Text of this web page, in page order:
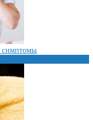
симптомы